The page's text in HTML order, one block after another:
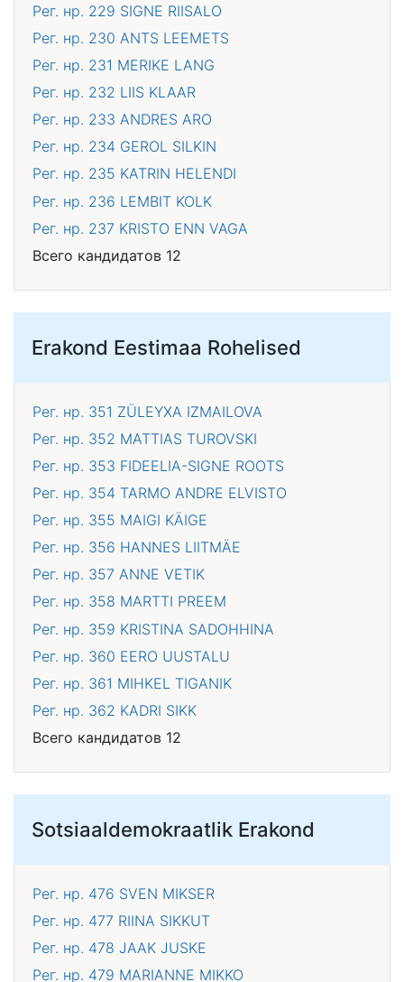
Рег. нр. 229 SIGNE RIISALO
Рег. нр. 230 ANTS LEEMETS
Рег. нр. 231 MERIKE LANG
Рег. нр. 232 LIIS KLAAR
Рег. нр. 233 ANDRES ARO
Рег. нр. 234 GEROL SILKIN
Рег. нр. 235 KATRIN HELENDI
Рег. нр. 236 LEMBIT KOLK
Рег. нр. 237 KRISTO ENN VAGA
Всего кандидатов 12
Erakond Eestimaa Rohelised
Рег. нр. 351 ZÜLEYXA IZMAILOVA
Рег. нр. 352 MATTIAS TUROVSKI
Рег. нр. 353 FIDEELIA-SIGNE ROOTS
Рег. нр. 354 TARMO ANDRE ELVISTO
Рег. нр. 355 MAIGI KÄIGE
Рег. нр. 356 HANNES LIITMÄE
Рег. нр. 357 ANNE VETIK
Рег. нр. 358 MARTTI PREEM
Рег. нр. 359 KRISTINA SADOHHINA
Рег. нр. 360 EERO UUSTALU
Рег. нр. 361 MIHKEL TIGANIK
Рег. нр. 362 KADRI SIKK
Всего кандидатов 12
Sotsiaaldemokraatlik Erakond
Рег. нр. 476 SVEN MIKSER
Рег. нр. 477 RIINA SIKKUT
Рег. нр. 478 JAAK JUSKE
Рег. нр. 479 MARIANNE MIKKO